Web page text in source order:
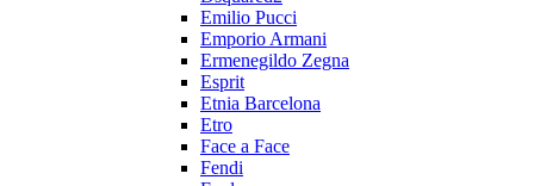
Emilio Pucci
Emporio Armani
Ermenegildo Zegna
Esprit
Etnia Barcelona
Etro
Face a Face
Fendi